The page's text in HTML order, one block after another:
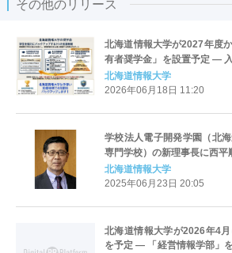
その他のリリース
北海道情報大学が2027年度
有者奨学金」を設置予定 ―
給付、情報理工学科（届出
学金制度
北海道情報大学
2026年06月18日 11:20
学校法人電子開発学園（北
専門学校）の新理事長に西平
北海道情報大学
2025年06月23日 20:05
北海道情報大学が2026年4
を予定 ― 「経営情報学部」